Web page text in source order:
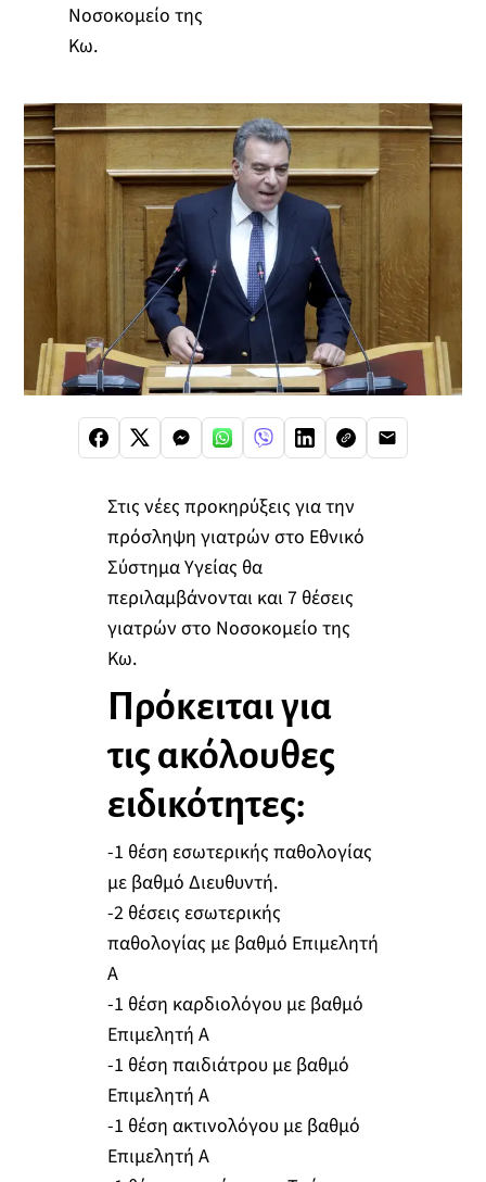
Νοσοκομείο της
Κω.
Στις νέες προκηρύξεις για την
πρόσληψη γιατρών στο Εθνικό
Σύστημα Υγείας θα
περιλαμβάνονται και 7 θέσεις
γιατρών στο Νοσοκομείο της
Κω.
Πρόκειται για
τις ακόλουθες
ειδικότητες:
-1 θέση εσωτερικής παθολογίας
με βαθμό Διευθυντή.
-2 θέσεις εσωτερικής
παθολογίας με βαθμό Επιμελητή
Α
-1 θέση καρδιολόγου με βαθμό
Επιμελητή Α
-1 θέση παιδιάτρου με βαθμό
Επιμελητή Α
-1 θέση ακτινολόγου με βαθμό
Επιμελητή Α